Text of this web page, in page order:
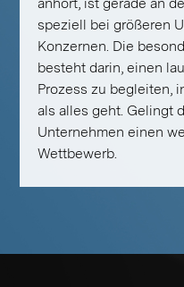
speziell bei größeren
Konzernen. Die
besteht darin, einen
Prozess zu begleiten,
als alles geht. Gelingt
Unternehmen einen
Wettbewerb.